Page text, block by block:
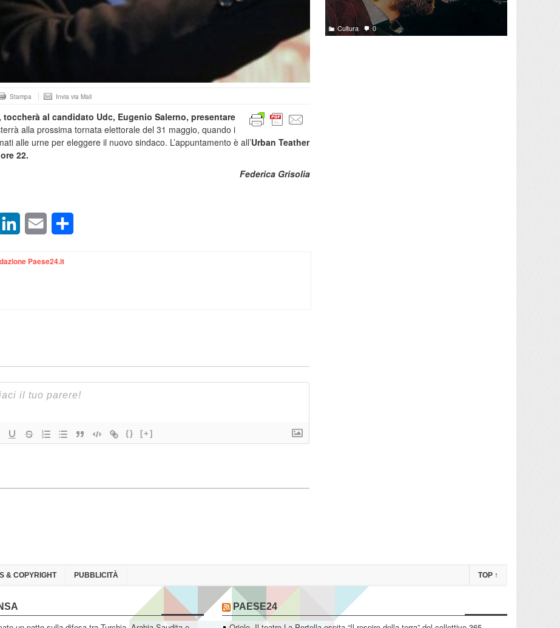
Stampa Invia via Mail
toccherà al candidato Udc, Eugenio Salerno, presentare
alla prossima tornata elettorale del 31 maggio, quando i
alle urne per eleggere il nuovo sindaco. L’appuntamento è all’Urban Teather
ore 22.
Federica Grisolia
WhatsAppLinkedInEmail
Paese24.it
{} [+]
Cultura 0
& COPYRIGHT PUBBLICITÀ TOP ↑
PAESE24